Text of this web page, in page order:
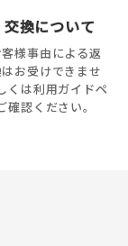
換について
様事由による返
お受けできませ
くは利用ガイドペ
確認ください。